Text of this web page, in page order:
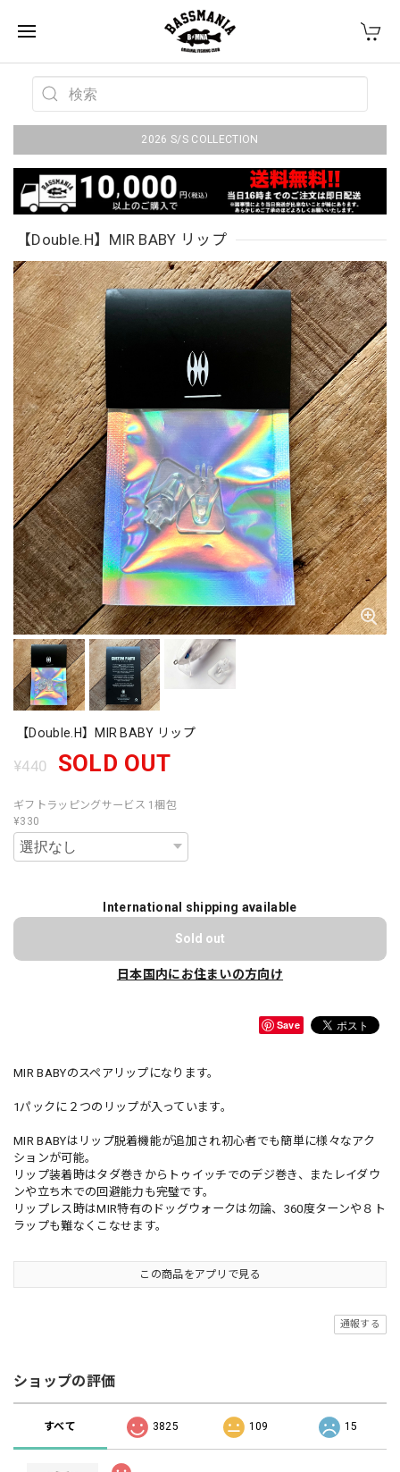
2026 S/S COLLECTION
【Double.H】MIR BABY リップ
【Double.H】MIR BABY リップ
¥440 SOLD OUT
ギフトラッピングサービス 1梱包
¥330
International shipping available
Sold out
日本国内にお住まいの方向け
Save
MIR BABYのスペアリップになります。
1パックに２つのリップが入っています。
MIR BABYはリップ脱着機能が追加され初心者でも簡単に様々なアク
ションが可能。
リップ装着時はタダ巻きからトゥイッチでのデジ巻き、またレイダウ
ンや立ち木での回避能力も完璧です。
リップレス時はMIR特有のドッグウォークは勿論、360度ターンや８ト
ラップも難なくこなせます。
この商品をアプリで見る
通報する
ショップの評価
すべて 3825 109 15